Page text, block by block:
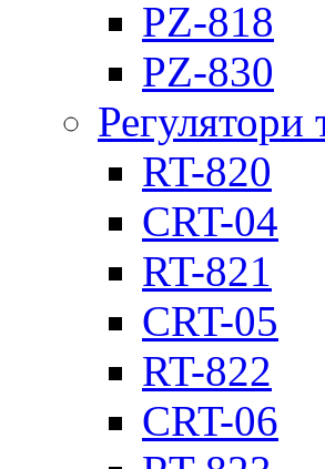
PZ-818
PZ-830
Регулятори
RT-820
CRT-04
RT-821
CRT-05
RT-822
CRT-06